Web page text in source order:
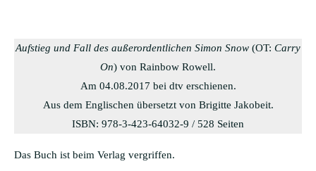
Aufstieg und Fall des außerordentlichen Simon Snow (OT: ‎ Carry
On) von Rainbow Rowell.
Am 04.08.2017 bei dtv erschienen.
Aus dem Englischen übersetzt von Brigitte Jakobeit.
ISBN: 978-3-423-64032-9 / 528 Seiten
Das Buch ist beim Verlag vergriffen.